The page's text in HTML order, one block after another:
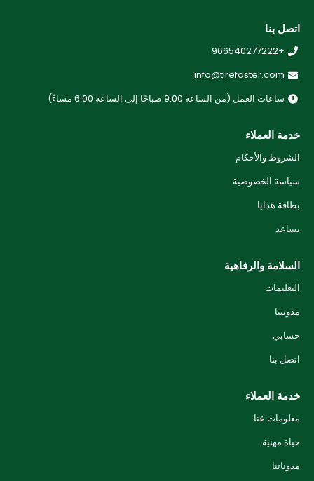
اتصل بنا
+966540277222
info@tirefaster.com
ساعات العمل (من الساعة 9:00 صباحًا إلى الساعة 6:00 مساءً)
خدمة العملاء
الشروط والأحكام
سياسة الخصوصية
بطاقة هدايا
يساعد
السلامة والرفاهية
التعليمات
مدونتنا
حسابي
اتصل بنا
خدمة العملاء
معلومات عنا
حياة مهنية
مدوناتنا